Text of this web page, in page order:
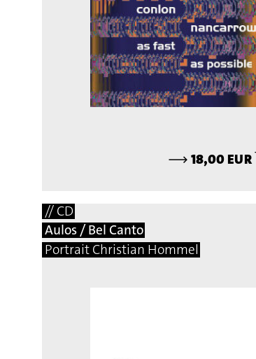
⟶ 18,00 EUR
// CD
Aulos / Bel Canto
Portrait Christian Hommel